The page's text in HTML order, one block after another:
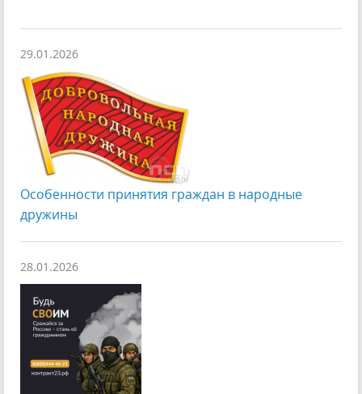
29.01.2026
Особенности принятия граждан в народные
дружины
28.01.2026